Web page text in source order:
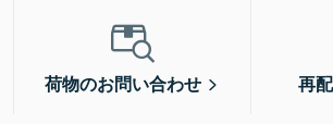
荷物のお問い合わせ 再